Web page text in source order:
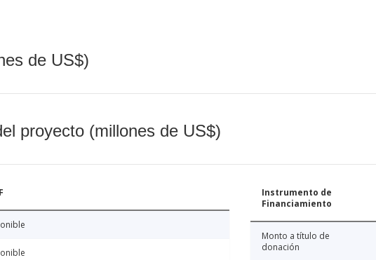
de US$)
proyecto (millones de US$)
Instrumento de
Financiamiento
Monto a título de
donación